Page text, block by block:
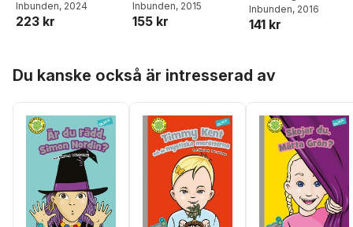
på ett roligt sätt
Inbunden, 2024
223 kr
Inbunden, 2015
155 kr
Inbunden, 2016
141 kr
Du kanske också är intresserad av